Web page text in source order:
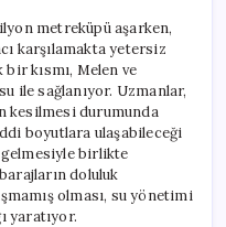
metreküpü aşarken,
karşılamakta yetersiz
bir kısmı, Melen ve
ile sağlanıyor. Uzmanlar,
kesilmesi durumunda
boyutlara ulaşabileceği
gelmesiyle birlikte
doluluk
olması, su yönetimi
yaratıyor.